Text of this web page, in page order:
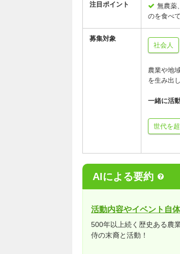
注目ポイント
無農薬
のを食べ
募集対象
社会人
農業や地
を生み出
一緒に活
世代を
AIによる要約
活動内容やイベント自
500年以上続く歴史ある農
侍の末裔と活動！